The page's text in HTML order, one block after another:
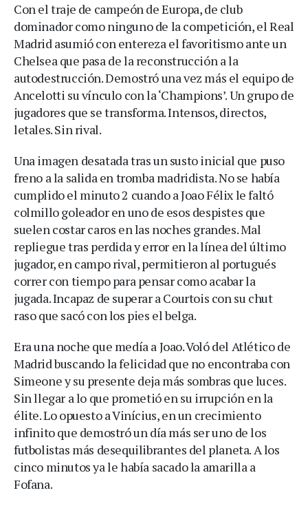
Con el traje de campeón de Europa, de club
dominador como ninguno de la competición, el Real
Madrid asumió con entereza el favoritismo ante un
Chelsea que pasa de la reconstrucción a la
autodestrucción. Demostró una vez más el equipo de
Ancelotti su vínculo con la ‘Champions’. Un grupo de
jugadores que se transforma. Intensos, directos,
letales. Sin rival.
Una imagen desatada tras un susto inicial que puso
freno a la salida en tromba madridista. No se había
cumplido el minuto 2 cuando a Joao Félix le faltó
colmillo goleador en uno de esos despistes que
suelen costar caros en las noches grandes. Mal
repliegue tras perdida y error en la línea del último
jugador, en campo rival, permitieron al portugués
correr con tiempo para pensar como acabar la
jugada. Incapaz de superar a Courtois con su chut
raso que sacó con los pies el belga.
Era una noche que medía a Joao. Voló del Atlético de
Madrid buscando la felicidad que no encontraba con
Simeone y su presente deja más sombras que luces.
Sin llegar a lo que prometió en su irrupción en la
élite. Lo opuesto a Vinícius, en un crecimiento
infinito que demostró un día más ser uno de los
futbolistas más desequilibrantes del planeta. A los
cinco minutos ya le había sacado la amarilla a
Fofana.